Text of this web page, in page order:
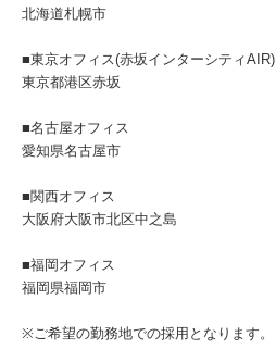
北海道札幌市
■東京オフィス(赤坂インターシティAIR)
東京都港区赤坂
■名古屋オフィス
愛知県名古屋市
■関西オフィス
大阪府大阪市北区中之島
■福岡オフィス
福岡県福岡市
※ご希望の勤務地での採用となります。